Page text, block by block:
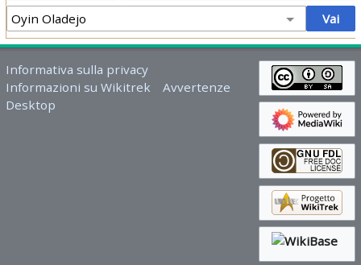
Informativa sulla privacy
Informazioni su Wikitrek
Avvertenze
Desktop